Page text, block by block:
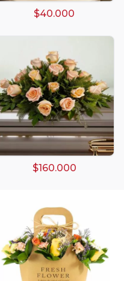
$40.000
$160.000
amarillos
color rojo
en Florero
tono blanco
tono lila